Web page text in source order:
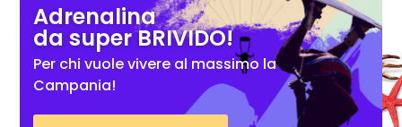
Adrenalina
da super BRIVIDO!
Per chi vuole vivere al massimo la
Campania!